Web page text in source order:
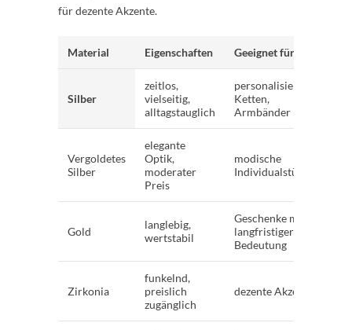
für dezente Akzente.
Material Eigenschaften Geeignet für
Silber
zeitlos,
vielseitig,
alltagstauglich
personalisierte
Ketten,
Armbänder
Vergoldetes
Silber
elegante
Optik,
moderater
Preis
modische
Individualstücke
Gold
langlebig,
wertstabil
Geschenke mit
langfristiger
Bedeutung
Zirkonia
funkelnd,
preislich
zugänglich
dezente Akzente